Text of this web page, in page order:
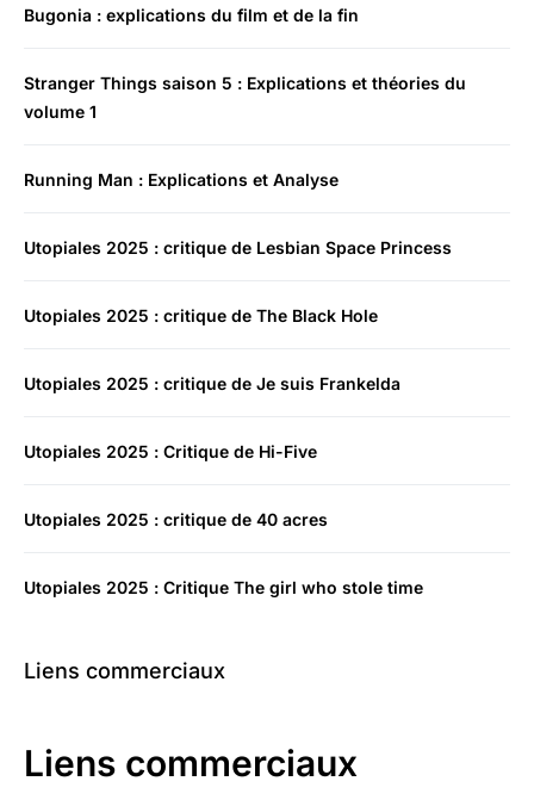
Bugonia : explications du film et de la fin
Stranger Things saison 5 : Explications et théories du
volume 1
Running Man : Explications et Analyse
Utopiales 2025 : critique de Lesbian Space Princess
Utopiales 2025 : critique de The Black Hole
Utopiales 2025 : critique de Je suis Frankelda
Utopiales 2025 : Critique de Hi-Five
Utopiales 2025 : critique de 40 acres
Utopiales 2025 : Critique The girl who stole time
Liens commerciaux
Liens commerciaux